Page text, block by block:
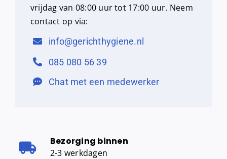
vrijdag van 08:00 uur tot 17:00 uur. Neem
contact op via:
info@gerichthygiene.nl
085 080 56 39
Chat met een medewerker
Bezorging binnen
2-3 werkdagen